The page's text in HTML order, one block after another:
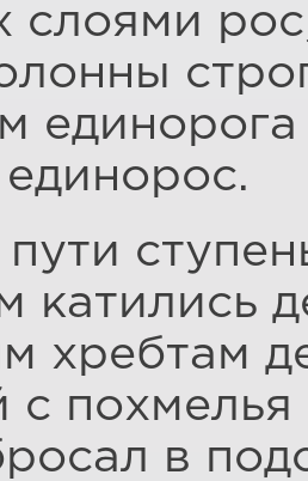
слоями
единорога
катились
хребтам
с похмелья
в